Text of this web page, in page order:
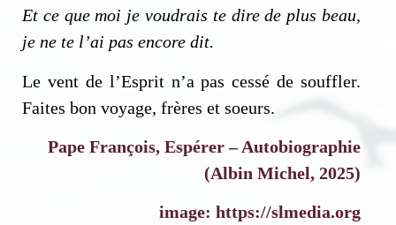
Et ce que moi je voudrais te dire de plus beau,
je ne te l’ai pas encore dit.
Le vent de l’Esprit n’a pas cessé de souffler.
Faites bon voyage, frères et soeurs.
Pape François, Espérer – Autobiographie
(Albin Michel, 2025)
image: https://slmedia.org